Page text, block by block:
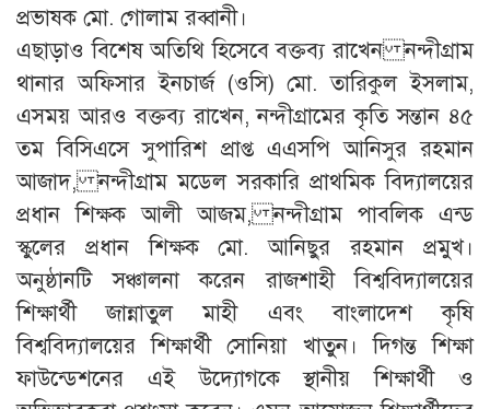
প্রভাষক মো. গোলাম রব্বানী।
এছাড়াও বিশেষ অতিথি হিসেবে বক্তব্য রাখেন নন্দীগ্রাম
থানার অফিসার ইনচার্জ (ওসি) মো. তারিকুল ইসলাম,
এসময় আরও বক্তব্য রাখেন, নন্দীগ্রামের কৃতি সন্তান ৪৫
তম বিসিএসে সুপারিশ প্রাপ্ত এএসপি আনিসুর রহমান
আজাদ, নন্দীগ্রাম মডেল সরকারি প্রাথমিক বিদ্যালয়ের
প্রধান শিক্ষক আলী আজম, নন্দীগ্রাম পাবলিক এন্ড
স্কুলের প্রধান শিক্ষক মো. আনিছুর রহমান প্রমুখ।
অনুষ্ঠানটি সঞ্চালনা করেন রাজশাহী বিশ্ববিদ্যালয়ের
শিক্ষার্থী জান্নাতুল মাহী এবং বাংলাদেশ কৃষি
বিশ্ববিদ্যালয়ের শিক্ষার্থী সোনিয়া খাতুন। দিগন্ত শিক্ষা
ফাউন্ডেশনের এই উদ্যোগকে স্থানীয় শিক্ষার্থী ও